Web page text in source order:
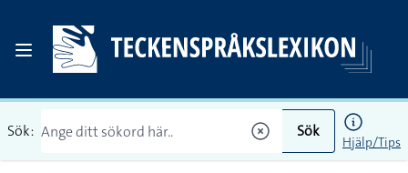
Sök: Sök
Hjälp/Tips